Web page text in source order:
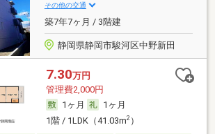
その他の交通
築7年7ヶ月 / 3階建
静岡県静岡市駿河区中野新田
7.30万円
管理費2,000円
1ヶ月
1ヶ月
1階 / 1LDK（41.03m2）